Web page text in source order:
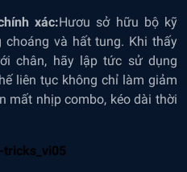
xác:Hươu sở hữu bộ kỹ
và hất tung. Khi thấy
chân, hãy lập tức sử dụng
liên tục không chỉ làm giảm
mất nhịp combo, kéo dài thời